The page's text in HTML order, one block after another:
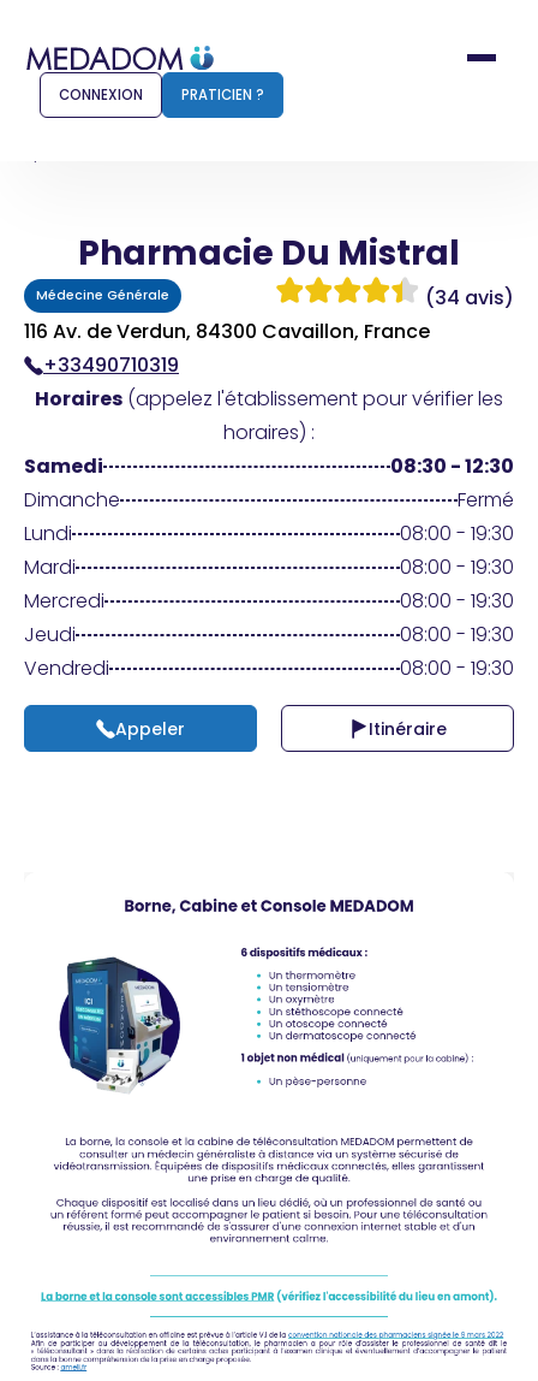
Comment ça marche ?
Pour les patients
Pharmacien
Connexion
Praticien ?
CONNEXION PRATICIEN ?
Pharmacie Du Mistral
Médecine Générale
(34 avis)
116 Av. de Verdun, 84300 Cavaillon, France
+33490710319
Horaires (appelez l'établissement pour vérifier les
horaires) :
Samedi
08:30 - 12:30
Dimanche
Fermé
Lundi
08:00 - 19:30
Mardi
08:00 - 19:30
Mercredi
08:00 - 19:30
Jeudi
08:00 - 19:30
Vendredi
08:00 - 19:30
Appeler Itinéraire